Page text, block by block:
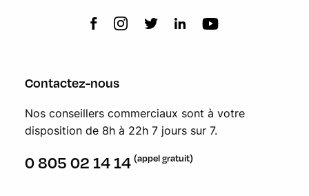
Contactez-nous
Nos conseillers commerciaux sont à votre
disposition de 8h à 22h 7 jours sur 7.
0 805 02 14 14 (appel gratuit)